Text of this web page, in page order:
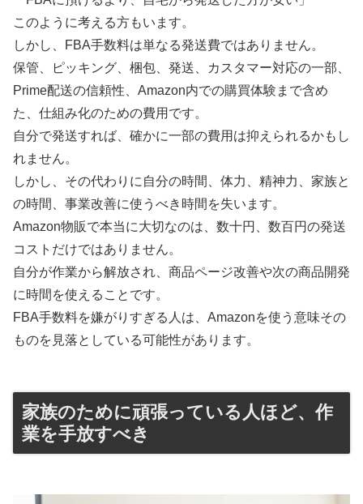
このように考える方もいます。
しかし、FBA手数料は単なる発送費ではありません。
保管、ピッキング、梱包、発送、カスタマー対応の一部、
Prime配送の信頼性、Amazon内での購買体験まで含め
た、仕組み化のための費用です。
自分で発送すれば、確かに一部の費用は抑えられるかもし
れません。
しかし、その代わりに自分の時間、体力、精神力、家族と
の時間、事業改善に使うべき時間を失います。
Amazon物販で本当に大切なのは、数十円、数百円の発送
コストだけではありません。
自分が作業から解放され、商品ページ改善や次の商品開発
に時間を使えることです。
FBA手数料を嫌がりすぎる人は、Amazonを使う意味その
ものを見落としている可能性があります。
家族のために頑張っている人ほど、作
業を手放すべき